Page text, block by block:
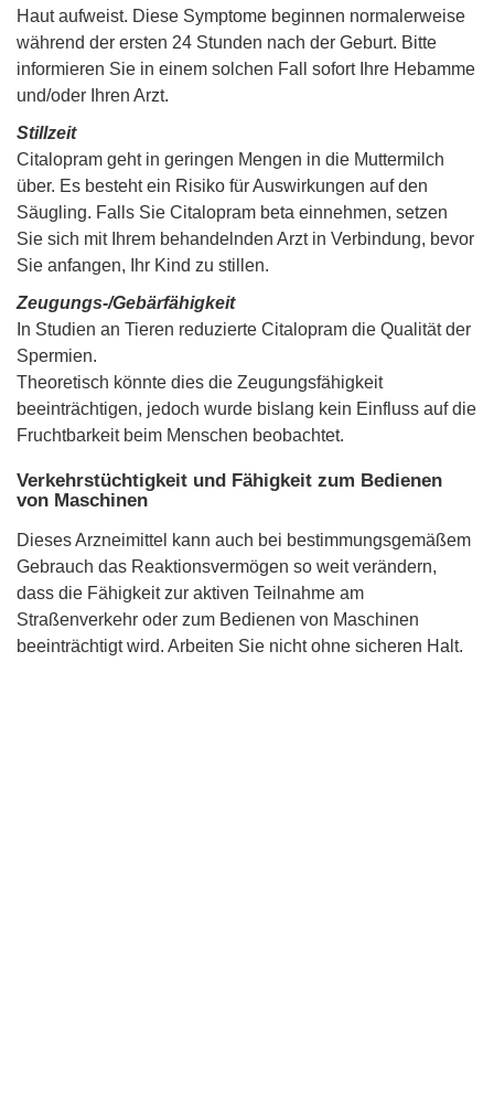
Haut aufweist. Diese Symptome beginnen normalerweise
während der ersten 24 Stunden nach der Geburt. Bitte
informieren Sie in einem solchen Fall sofort Ihre Hebamme
und/oder Ihren Arzt.
Stillzeit
Citalopram geht in geringen Mengen in die Muttermilch
über. Es besteht ein Risiko für Auswirkungen auf den
Säugling. Falls Sie Citalopram beta einnehmen, setzen
Sie sich mit Ihrem behandelnden Arzt in Verbindung, bevor
Sie anfangen, Ihr Kind zu stillen.
Zeugungs-/Gebärfähigkeit
In Studien an Tieren reduzierte Citalopram die Qualität der
Spermien.
Theoretisch könnte dies die Zeugungsfähigkeit
beeinträchtigen, jedoch wurde bislang kein Einfluss auf die
Fruchtbarkeit beim Menschen beobachtet.
Verkehrstüchtigkeit und Fähigkeit zum Bedienen
von Maschinen
Dieses Arzneimittel kann auch bei bestimmungsgemäßem
Gebrauch das Reaktionsvermögen so weit verändern,
dass die Fähigkeit zur aktiven Teilnahme am
Straßenverkehr oder zum Bedienen von Maschinen
beeinträchtigt wird. Arbeiten Sie nicht ohne sicheren Halt.